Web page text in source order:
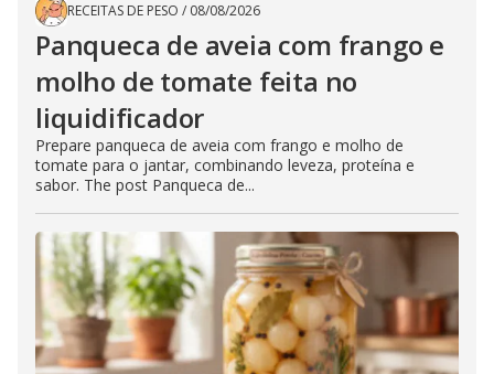
RECEITAS DE PESO / 08/08/2026
Panqueca de aveia com frango e
molho de tomate feita no
liquidificador
Prepare panqueca de aveia com frango e molho de
tomate para o jantar, combinando leveza, proteína e
sabor. The post Panqueca de...